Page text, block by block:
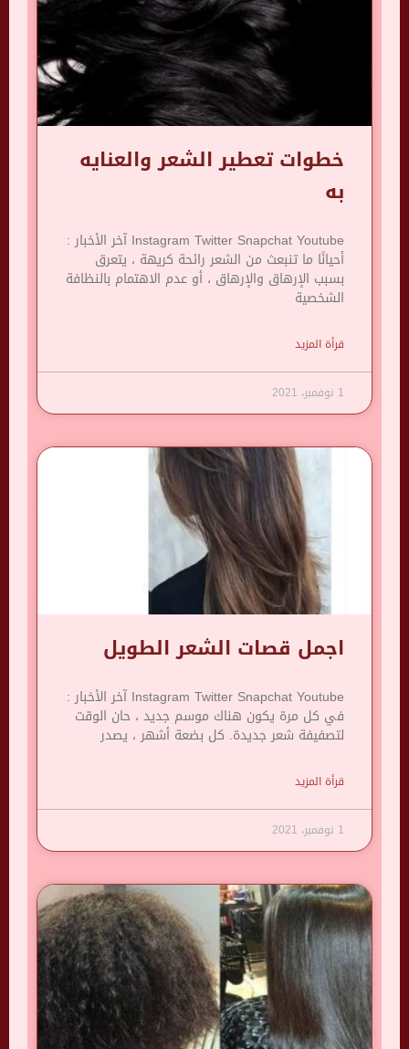
خطوات تعطير الشعر والعنايه
به
Instagram Twitter Snapchat Youtube آخر الأخبار :
أحيانًا ما تنبعث من الشعر رائحة كريهة ، يتعرق
بسبب الإرهاق والإرهاق ، أو عدم الاهتمام بالنظافة
الشخصية
قرأة المزيد
1 نوفمبر، 2021
اجمل قصات الشعر الطويل
Instagram Twitter Snapchat Youtube آخر الأخبار :
في كل مرة يكون هناك موسم جديد ، حان الوقت
لتصفيفة شعر جديدة. كل بضعة أشهر ، يصدر
قرأة المزيد
1 نوفمبر، 2021